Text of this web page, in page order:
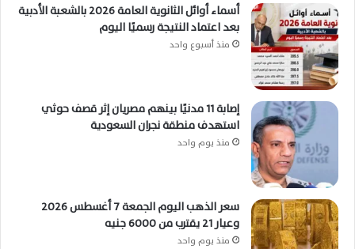
أسماء أوائل الثانوية العامة 2026 بالشعبة الأدبية
بعد اعتماد النتيجة رسميًا اليوم
منذ أسبوع واحد
إصابة 11 مدنيًا بينهم مصريان إثر قصف حوثي
استهدف منطقة نجران السعودية
منذ يوم واحد
سعر الذهب اليوم الجمعة 7 أغسطس 2026
وعيار 21 يقترب من 6000 جنيه
منذ يوم واحد